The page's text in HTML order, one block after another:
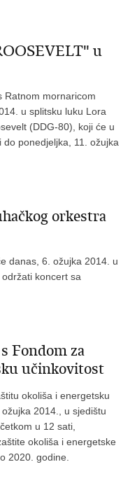
u
Ratnom mornaricom
u splitsku luku Lora
(DDG-80), koji će u
ponedjeljka, 11. ožujka
orkestra
danas, 6. ožujka 2014. u
koncert sa
Fondom za
učinkovitost
okoliša i energetsku
2014., u sjedištu
u 12 sati,
okoliša i energetske
2020. godine.